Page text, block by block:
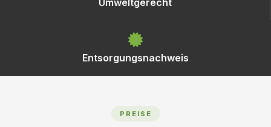
Umweltgerecht
Entsorgungsnachweis
PREISE